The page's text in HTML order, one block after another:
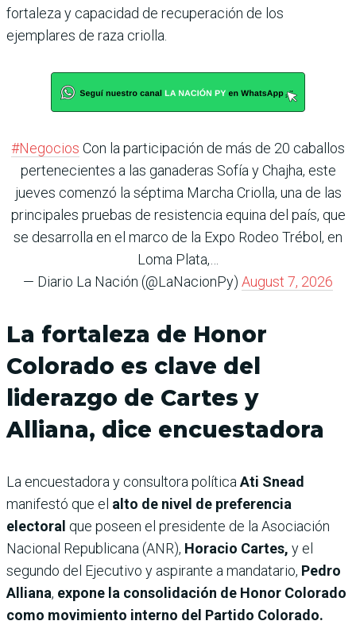
fortaleza y capacidad de recuperación de los
ejemplares de raza criolla.
#Negocios Con la participación de más de 20 caballos
pertenecientes a las ganaderas Sofía y Chajha, este
jueves comenzó la séptima Marcha Criolla, una de las
principales pruebas de resistencia equina del país, que
se desarrolla en el marco de la Expo Rodeo Trébol, en
Loma Plata,…
— Diario La Nación (@LaNacionPy) August 7, 2026
La fortaleza de Honor
Colorado es clave del
liderazgo de Cartes y
Alliana, dice encuestadora
La encuestadora y consultora política Ati Snead
manifestó que el alto de nivel de preferencia
electoral que poseen el presidente de la Asociación
Nacional Republicana (ANR), Horacio Cartes, y el
segundo del Ejecutivo y aspirante a mandatario, Pedro
Alliana, expone la consolidación de Honor Colorado
como movimiento interno del Partido Colorado.